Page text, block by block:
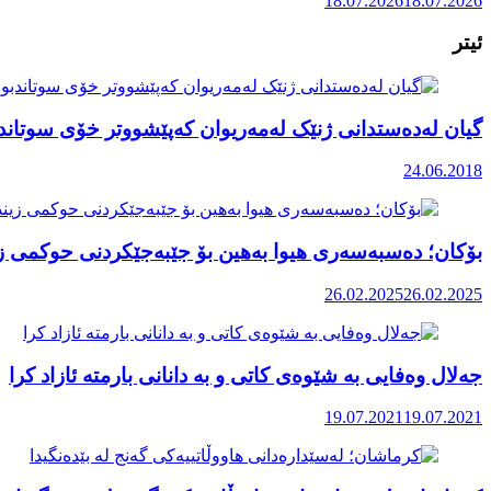
ئیتر
گیان لەدەستدانی ژنێک لەمەریوان کەپێشووتر خۆی
24.06.2018
بۆکان؛ دەسبەسەری هیوا بەهین بۆ جێبەجێکردنی حوکمی
26.02.202526.02.2025
جەلال وەفایی بە شێوەی کاتی و بە دانانی بارمتە ئازاد کرا
19.07.2021 19.07.2021